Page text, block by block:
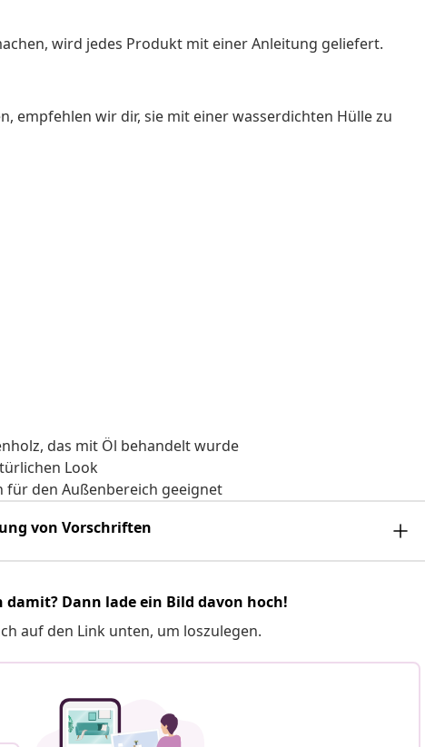
wird jedes Produkt mit einer Anleitung geliefert.
empfehlen wir dir, sie mit einer wasserdichten Hülle zu
das mit Öl behandelt wurde
Look
für den Außenbereich geeignet
von Vorschriften
Dann lade ein Bild davon hoch!
auf den Link unten, um loszulegen.